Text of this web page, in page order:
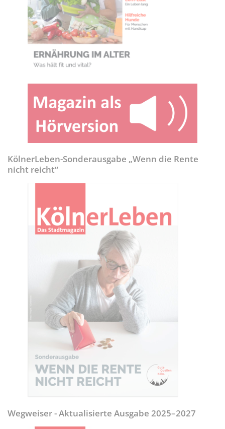
KölnerLeben-Sonderausgabe „Wenn die Rente
nicht reicht“
Wegweiser - Aktualisierte Ausgabe 2025–2027